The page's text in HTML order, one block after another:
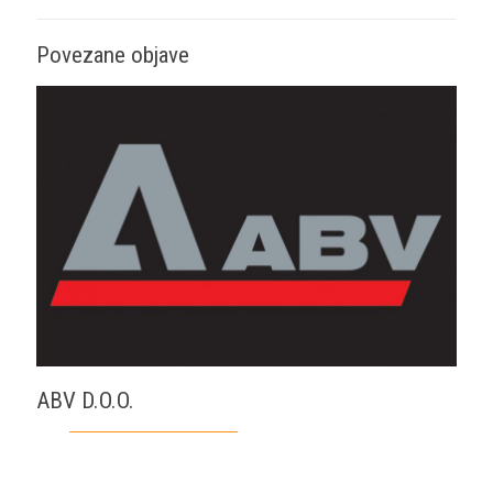
Povezane objave
ABV D.O.O.